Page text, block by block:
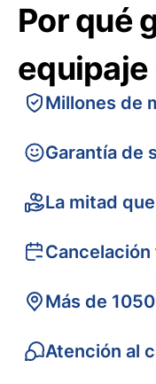
Por qué
equipaje
Millones de
Garantía de
La mitad
Más de
Atención al